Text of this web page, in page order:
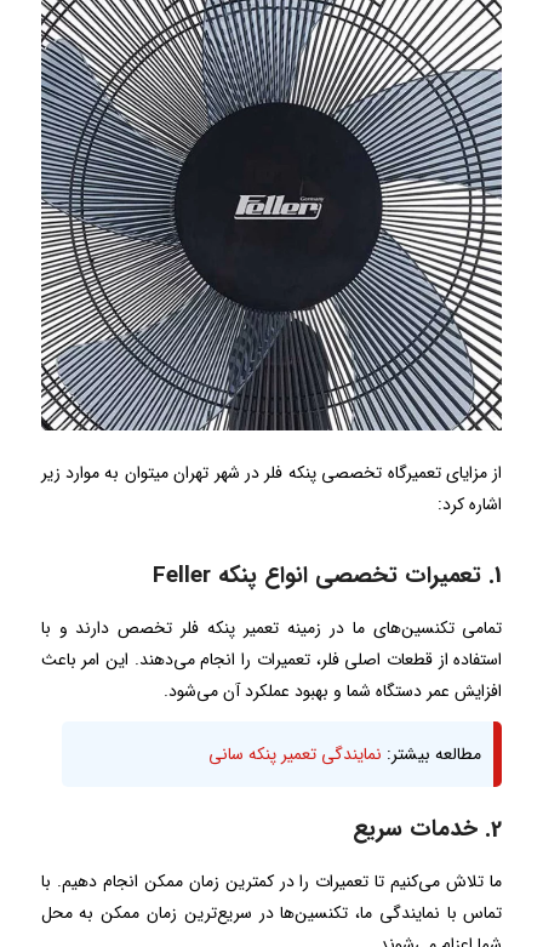
از مزایای تعمیرگاه تخصصی پنکه فلر در شهر تهران میتوان به موارد زیر
اشاره کرد:
1. تعمیرات تخصصی انواع پنکه Feller
تمامی تکنسین‌های ما در زمینه تعمیر پنکه فلر تخصص دارند و با
استفاده از قطعات اصلی فلر، تعمیرات را انجام می‌دهند. این امر باعث
افزایش عمر دستگاه شما و بهبود عملکرد آن می‌شود.
مطالعه بیشتر: نمایندگی تعمیر پنکه سانی
2. خدمات سریع
ما تلاش می‌کنیم تا تعمیرات را در کمترین زمان ممکن انجام دهیم. با
تماس با نمایندگی ما، تکنسین‌ها در سریع‌ترین زمان ممکن به محل